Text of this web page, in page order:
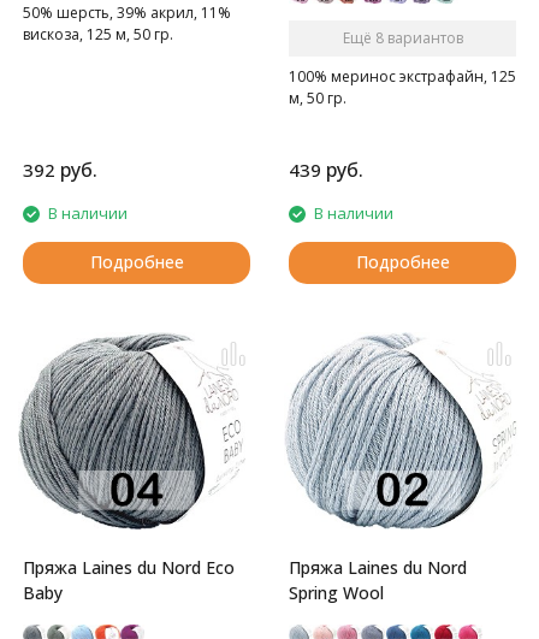
50% шерсть, 39% акрил, 11%
вискоза, 125 м, 50 гр.
392 руб.
В наличии
Подробнее
Ещё 8 вариантов
100% меринос экстрафайн, 125
м, 50 гр.
439 руб.
В наличии
Подробнее
Пряжа Laines du Nord Eco
Baby
Пряжа Laines du Nord
Spring Wool